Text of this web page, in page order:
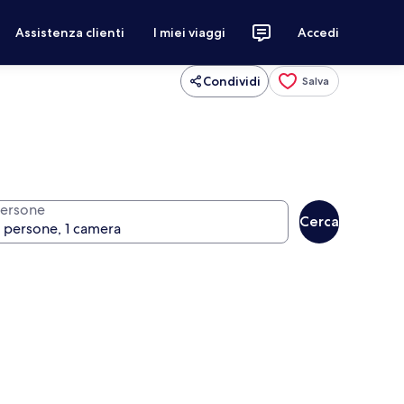
Assistenza clienti I miei viaggi Accedi
Condividi Salva
Cerca